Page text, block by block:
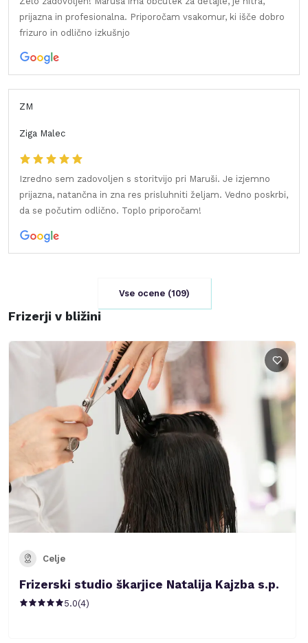
prijazna in profesionalna. Priporočam vsakomur, ki išče dobro
frizuro in odlično izkušnjo
ZM
Ziga Malec
Izredno sem zadovoljen s storitvijo pri Maruši. Je izjemno
prijazna, natančna in zna res prisluhniti željam. Vedno poskrbi,
da se počutim odlično. Toplo priporočam!
Vse ocene (109)
Frizerji v bližini
Celje
Frizerski studio škarjice Natalija Kajzba s.p.
5.0(4)